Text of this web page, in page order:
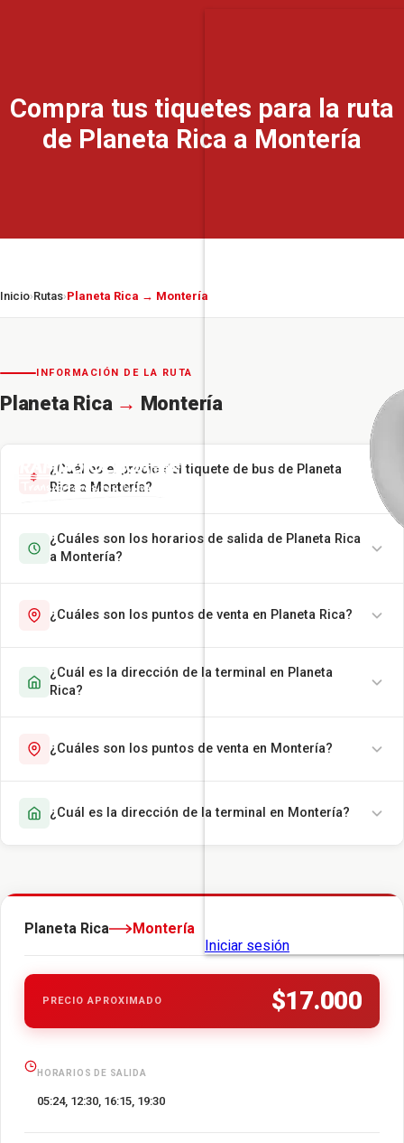
Compra tus tiquetes para la ruta
de Planeta Rica a Montería
Inicio›Rutas›Planeta Rica → Montería
INFORMACIÓN DE LA RUTA
Planeta Rica → Montería
¿Cuál es el precio del tiquete de bus de Planeta
Rica a Montería?
¿Cuáles son los horarios de salida de Planeta Rica
a Montería?
¿Cuáles son los puntos de venta en Planeta Rica?
¿Cuál es la dirección de la terminal en Planeta
Rica?
¿Cuáles son los puntos de venta en Montería?
¿Cuál es la dirección de la terminal en Montería?
Planeta Rica Montería
PRECIO APROXIMADO $17.000
HORARIOS DE SALIDA
05:24, 12:30, 16:15, 19:30